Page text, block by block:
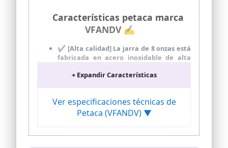
Características petaca marca
VFANDV ✍
✔️ [Alta calidad] La jarra de 8 onzas está
fabricada en acero inoxidable de alta
ambiente, no tóxica, resistente a la
Viene con 1 pequeño embudo para
verter fácilmente el líquido en el
decantador. Apto para lavavajillas.
☘️[Tapa a prueba de fugas] Diseño de
sellado soldado a prueba de fugas, el
+ Expandir Características
Ver especificaciones técnicas de
Petaca (VFANDV) ▼